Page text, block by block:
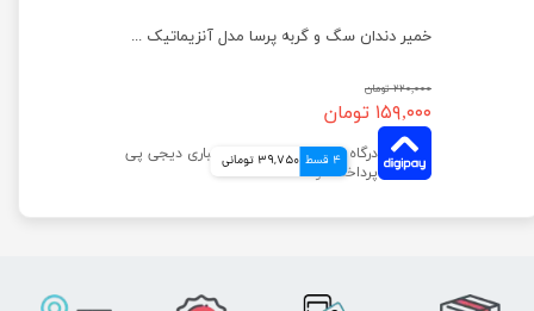
خمیر دندان سگ و گربه پرسا مدل آنزیماتیک وزن 110 گرم
۲۲۰,۰۰۰ تومان
۱۵۹,۰۰۰ تومان
4 قسط 39,750 تومانی